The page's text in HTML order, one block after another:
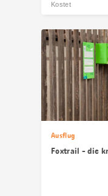
Kostet
Ausflug
Foxtrail - die